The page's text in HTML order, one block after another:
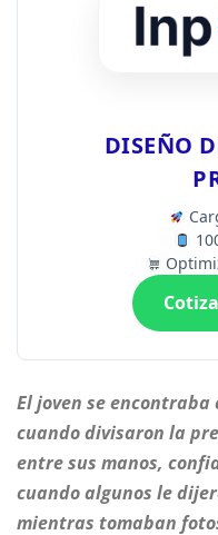
DISEÑO
El joven se encontraba
cuando divisaron la
entre sus manos,
cuando algunos le
mientras tomaban